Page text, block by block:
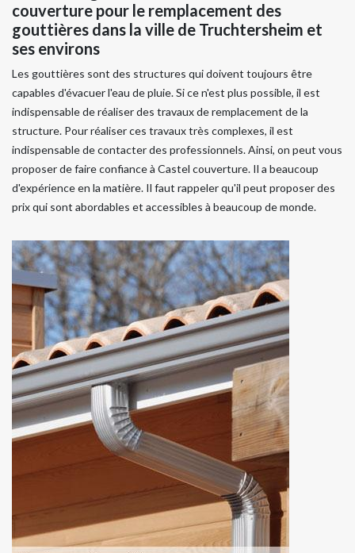
couverture pour le remplacement des
gouttières dans la ville de Truchtersheim et
ses environs
Les gouttières sont des structures qui doivent toujours être
capables d'évacuer l'eau de pluie. Si ce n'est plus possible, il est
indispensable de réaliser des travaux de remplacement de la
structure. Pour réaliser ces travaux très complexes, il est
indispensable de contacter des professionnels. Ainsi, on peut vous
proposer de faire confiance à Castel couverture. Il a beaucoup
d'expérience en la matière. Il faut rappeler qu'il peut proposer des
prix qui sont abordables et accessibles à beaucoup de monde.